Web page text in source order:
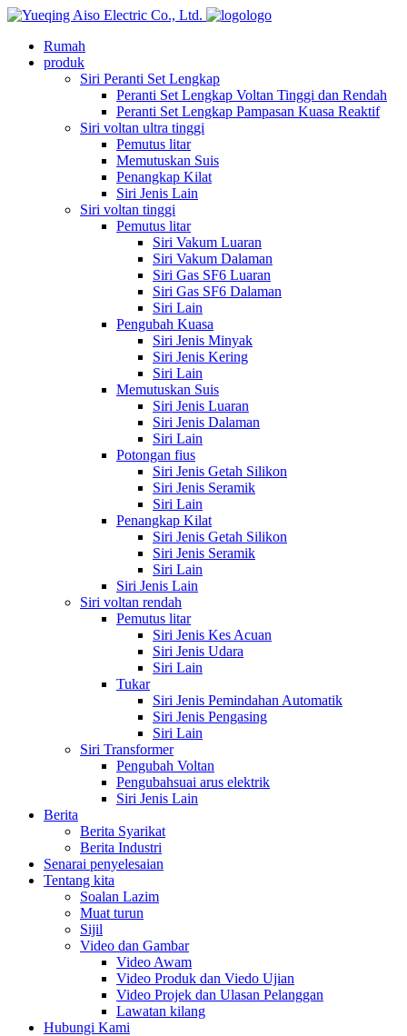
logo
Rumah
produk
Siri Peranti Set Lengkap
Peranti Set Lengkap Voltan Tinggi dan Rendah
Peranti Set Lengkap Pampasan Kuasa Reaktif
Siri voltan ultra tinggi
Pemutus litar
Memutuskan Suis
Penangkap Kilat
Siri Jenis Lain
Siri voltan tinggi
Pemutus litar
Siri Vakum Luaran
Siri Vakum Dalaman
Siri Gas SF6 Luaran
Siri Gas SF6 Dalaman
Siri Lain
Pengubah Kuasa
Siri Jenis Minyak
Siri Jenis Kering
Siri Lain
Memutuskan Suis
Siri Jenis Luaran
Siri Jenis Dalaman
Siri Lain
Potongan fius
Siri Jenis Getah Silikon
Siri Jenis Seramik
Siri Lain
Penangkap Kilat
Siri Jenis Getah Silikon
Siri Jenis Seramik
Siri Lain
Siri Jenis Lain
Siri voltan rendah
Pemutus litar
Siri Jenis Kes Acuan
Siri Jenis Udara
Siri Lain
Tukar
Siri Jenis Pemindahan Automatik
Siri Jenis Pengasing
Siri Lain
Siri Transformer
Pengubah Voltan
Pengubahsuai arus elektrik
Siri Jenis Lain
Berita
Berita Syarikat
Berita Industri
Senarai penyelesaian
Tentang kita
Soalan Lazim
Muat turun
Sijil
Video dan Gambar
Video Awam
Video Produk dan Viedo Ujian
Video Projek dan Ulasan Pelanggan
Lawatan kilang
Hubungi Kami